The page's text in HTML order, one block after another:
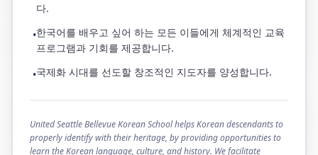
다.
•한국어를 배우고 싶어 하는 모든 이들에게 체계적인 교육
프로그램과 기회를 제공합니다.
•국제화 시대를 선도할 창조적인 지도자를 양성합니다.
United Seattle Bellevue Korean School helps Korean descendants to
properly identify with their heritage, by providing opportunities to
learn the Korean language, culture, and history. We facilitate